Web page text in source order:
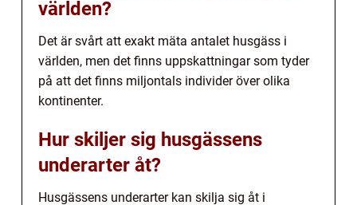
världen?
Det är svårt att exakt mäta antalet husgäss i
världen, men det finns uppskattningar som tyder
på att det finns miljontals individer över olika
kontinenter.
Hur skiljer sig husgässens
underarter åt?
Husgässens underarter kan skilja sig åt i